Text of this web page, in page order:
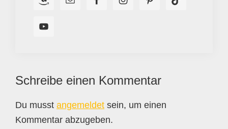
Leser-
Interaktionen
Schreibe einen Kommentar
Du musst angemeldet sein, um einen
Kommentar abzugeben.